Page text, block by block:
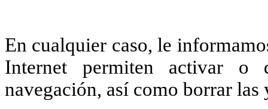
En cualquier caso, le
Internet permiten activar o
navegación, así como borrar las